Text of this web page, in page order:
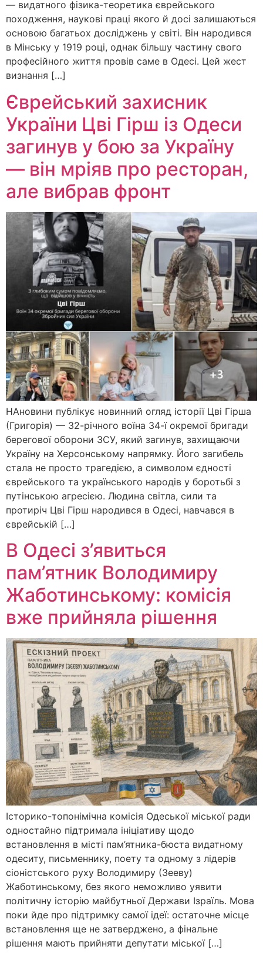
— видатного фізика-теоретика єврейського
походження, наукові праці якого й досі залишаються
основою багатьох досліджень у світі. Він народився
в Мінську у 1919 році, однак більшу частину свого
професійного життя провів саме в Одесі. Цей жест
визнання […]
Єврейський захисник
України Цві Гірш із Одеси
загинув у бою за Україну
— він мріяв про ресторан,
але вибрав фронт
НАновини публікує новинний огляд історії Цві Гірша
(Григорія) — 32-річного воїна 34-ї окремої бригади
берегової оборони ЗСУ, який загинув, захищаючи
Україну на Херсонському напрямку. Його загибель
стала не просто трагедією, а символом єдності
єврейського та українського народів у боротьбі з
путінською агресією. Людина світла, сили та
протиріч Цві Гірш народився в Одесі, навчався в
єврейській […]
В Одесі з’явиться
пам’ятник Володимиру
Жаботинському: комісія
вже прийняла рішення
Історико-топонімічна комісія Одеської міської ради
одностайно підтримала ініціативу щодо
встановлення в місті пам’ятника-бюста видатному
одеситу, письменнику, поету та одному з лідерів
сіоністського руху Володимиру (Зееву)
Жаботинському, без якого неможливо уявити
політичну історію майбутньої Держави Ізраїль. Мова
поки йде про підтримку самої ідеї: остаточне місце
встановлення ще не затверджено, а фінальне
рішення мають прийняти депутати міської […]